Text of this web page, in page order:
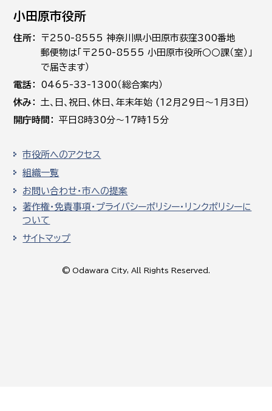
小田原市役所
住所
〒250-8555 神奈川県小田原市荻窪300番地
郵便物は「〒250-8555 小田原市役所○○課（室）」
で届きます）
電話
0465-33-1300（総合案内）
休み
土､日､祝日、休日、年末年始 (12月29日～1月3日)
開庁時間
平日8時30分～17時15分
市役所へのアクセス
組織一覧
お問い合わせ・市への提案
著作権・免責事項・プライバシーポリシー・リンクポリシーに
ついて
サイトマップ
© Odawara City, All Rights Reserved.